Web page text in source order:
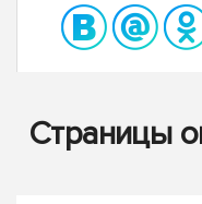
Страницы